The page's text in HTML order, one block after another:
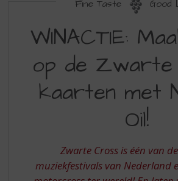
Fine Taste Good
WINACTIE:
MAAK
KANS
OP
ZWARTE
NOZEM
WINACTIE:
op de
kaarten met
Oil!
Zwarte Cross is één van
muziekfestivals van Nederland